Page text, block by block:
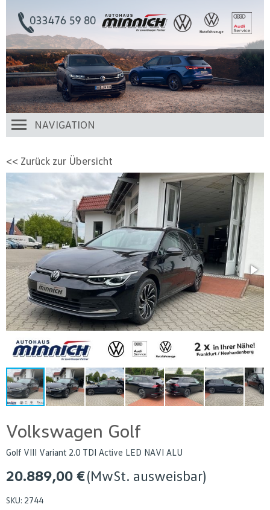
NAVIGATION
<< Zurück zur Übersicht
Volkswagen Golf
Golf VIII Variant 2.0 TDI Active LED NAVI ALU
20.889,00 €(MwSt. ausweisbar)
SKU: 2744